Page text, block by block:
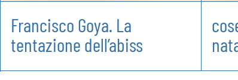
Francisco Goya. La
tentazione dell’abiss